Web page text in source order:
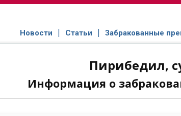
Новости Статьи Забракованные
Пирибедил,
Информация о